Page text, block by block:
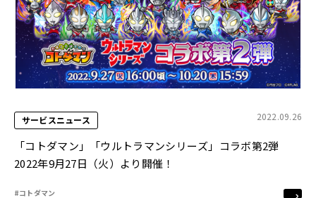
サービスニュース 2022.09.26
「コトダマン」「ウルトラマンシリーズ」コラボ第2弾
2022年9月27日（火）より開催！
#コトダマン